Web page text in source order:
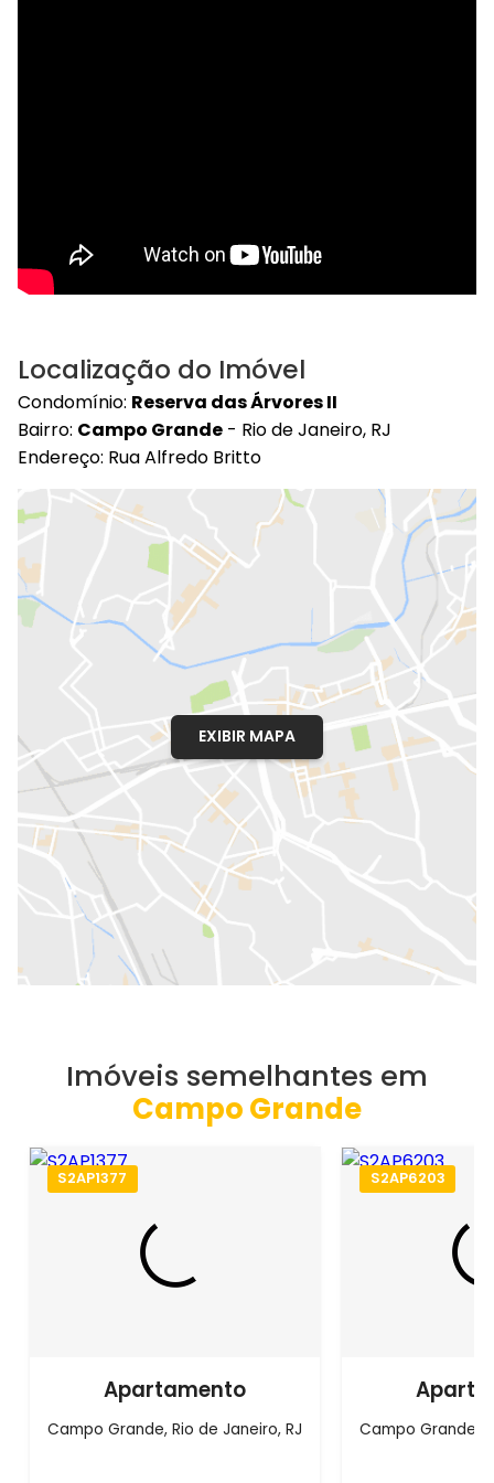
Localização do Imóvel
Condomínio: Reserva das Árvores II
Bairro: Campo Grande - Rio de Janeiro, RJ
Endereço: Rua Alfredo Britto
EXIBIR MAPA
Imóveis semelhantes em
Campo Grande
S2AP1377
Apartamento
Campo Grande, Rio de Janeiro, RJ
S2AP6203
Campo Grande,